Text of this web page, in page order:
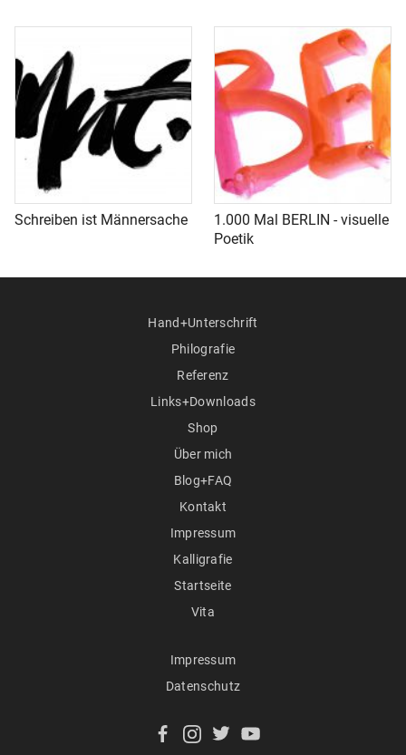
Schreiben ist Männersache
1.000 Mal BERLIN - visuelle
Poetik
Hand+Unterschrift
Philografie
Referenz
Links+Downloads
Shop
Über mich
Blog+FAQ
Kontakt
Impressum
Kalligrafie
Startseite
Vita
Impressum
Datenschutz